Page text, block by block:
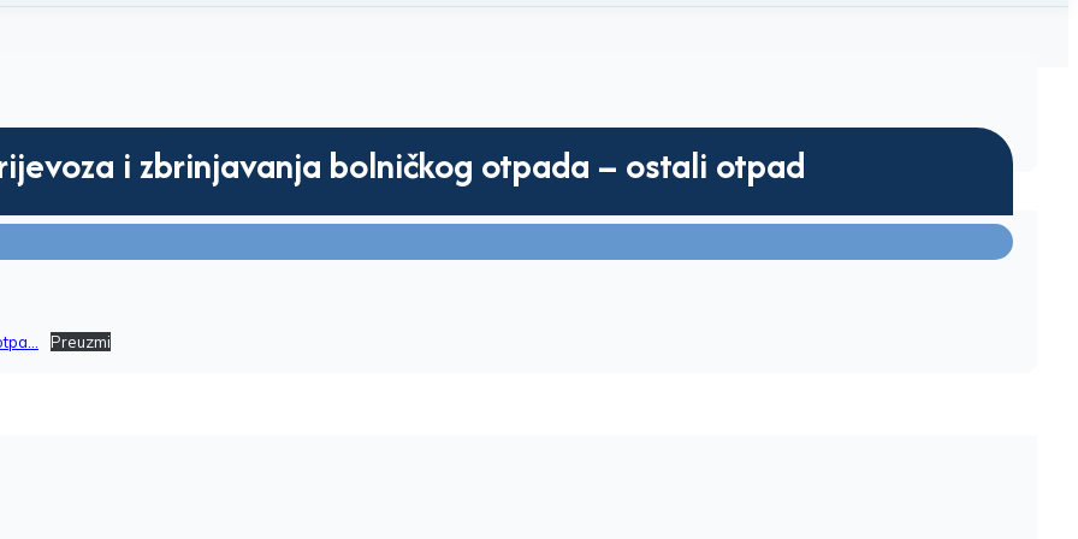
i zbrinjavanja bolničkog otpada – ostali otpad
Preuzmi